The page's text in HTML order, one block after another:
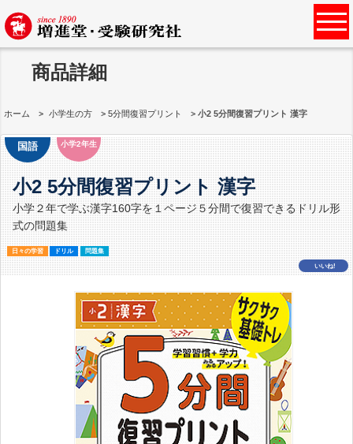
商品詳細
ホーム 小学生の方 5分間復習プリント 小2 5分間復習プリント 漢字
国語 小学2年生
小2 5分間復習プリント 漢字
小学２年で学ぶ漢字160字を１ページ５分間で復習できるドリル形
式の問題集
日々の学習 ドリル 問題集
いいね!